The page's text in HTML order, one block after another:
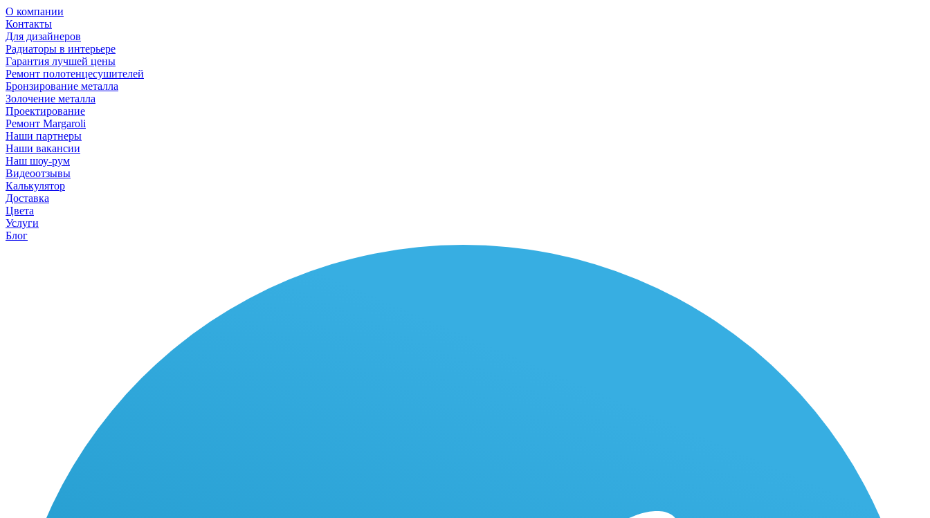
О компании
Контакты
Для дизайнеров
Радиаторы в интерьере
Гарантия лучшей цены
Ремонт полотенцесушителей
Бронзирование металла
Золочение металла
Проектирование
Ремонт Margaroli
Наши партнеры
Наши вакансии
Наш шоу-рум
Видеоотзывы
Калькулятор
Доставка
Цвета
Услуги
Блог